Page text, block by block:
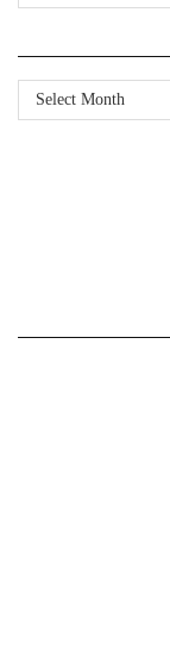
Arkiv